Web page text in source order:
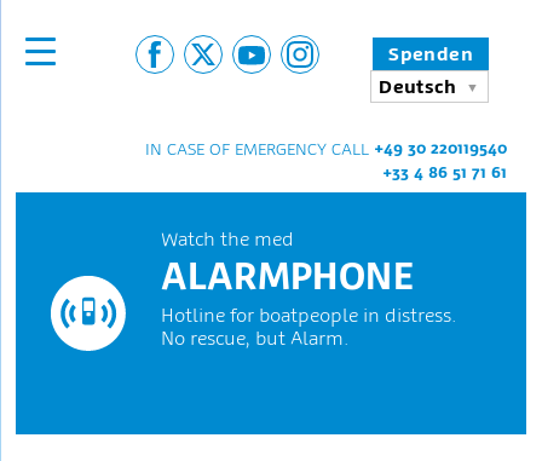
Spenden
Deutsch
IN CASE OF EMERGENCY CALL +49 30 220119540
+33 4 86 51 71 61
Watch the med
ALARMPHONE
Hotline for boatpeople in distress.
No rescue, but Alarm.